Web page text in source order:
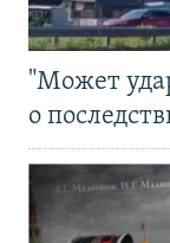
"Может
о